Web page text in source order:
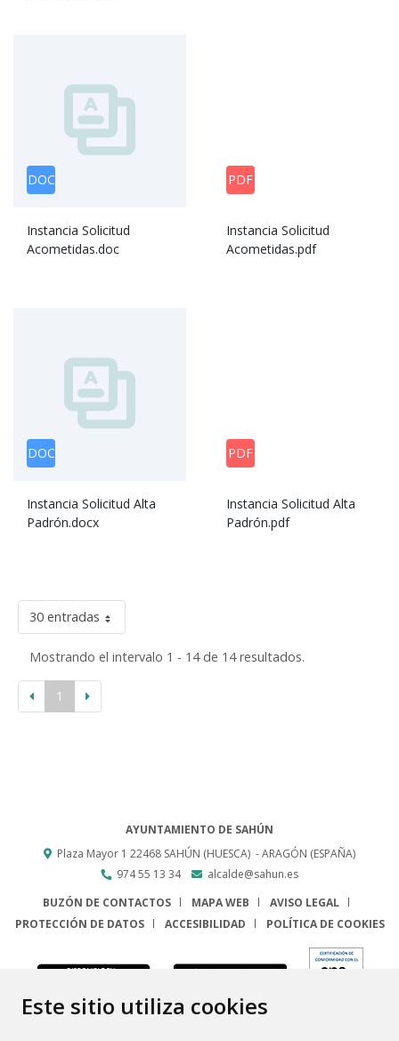
Este sitio utiliza cookies
DOC
Instancia Solicitud
Acometidas.doc
PDF
Instancia Solicitud
Acometidas.pdf
DOC
Instancia Solicitud Alta
Padrón.docx
PDF
Instancia Solicitud Alta
Padrón.pdf
30 entradas
Mostrando el intervalo 1 - 14 de 14 resultados.
1
AYUNTAMIENTO DE SAHÚN
Plaza Mayor 1 22468 SAHÚN (HUESCA) - ARAGÓN (ESPAÑA)
974 55 13 34
alcalde@sahun.es
BUZÓN DE CONTACTOS
MAPA WEB
AVISO LEGAL
PROTECCIÓN DE DATOS
ACCESIBILIDAD POLÍTICA DE COOKIES